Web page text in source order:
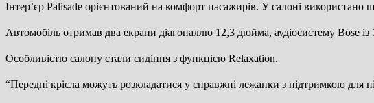
Інтер’єр Palisade орієнтований на комфорт пасажирів. У салоні використано
Автомобіль отримав два екрани діагоналлю 12,3 дюйма, аудіосистему Bose
Особливістю салону стали сидіння з функцією Relaxation.
“Передні крісла можуть розкладатися у справжні лежанки з підтримкою для